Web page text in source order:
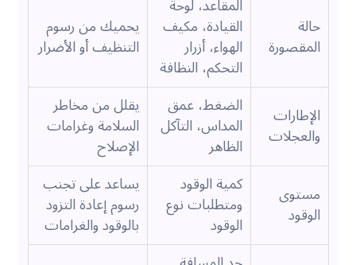
حالة
المقصورة
القيادة، مكيف
الهواء، أزرار
التحكم، النظافة
يحميك من رسوم
التنظيف أو الأضرار
الإطارات
والعجلات
الضغط، عمق
المداس، التآكل
الظاهر
يقلل من مخاطر
السلامة وغرامات
الإصلاح
مستوى
الوقود
كمية الوقود
ومتطلبات نوع
الوقود
يساعد على تجنب
رسوم إعادة التزود
بالوقود والغرامات